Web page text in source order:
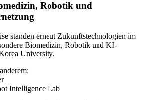
Robotik und
standen erneut Zukunftstechnologien im
Biomedizin, Robotik und KI-
University.
Intelligence Lab